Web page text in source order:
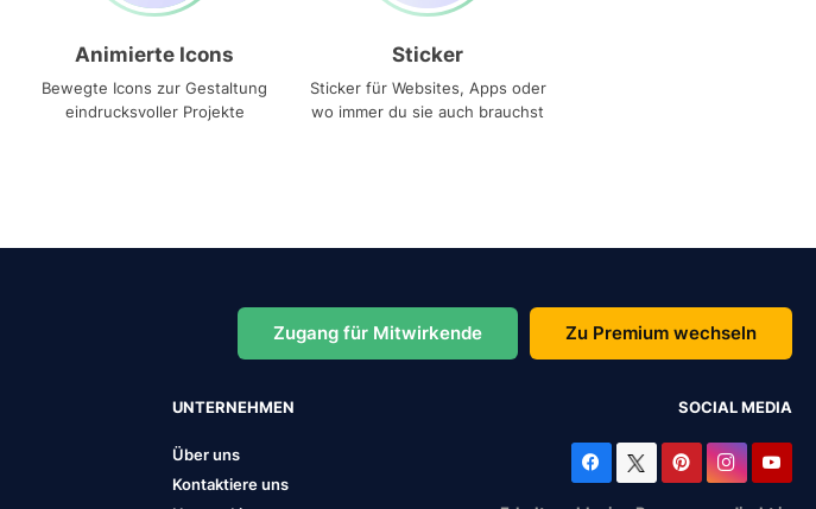
Animierte Icons
Bewegte Icons zur Gestaltung
eindrucksvoller Projekte
Sticker
Sticker für Websites, Apps oder
wo immer du sie auch brauchst
Zugang für Mitwirkende Zu Premium wechseln
UNTERNEHMEN
Über uns
Kontaktiere uns
SOCIAL MEDIA